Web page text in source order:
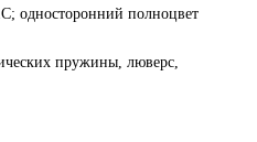
односторонний полноцвет
пружины, люверс,